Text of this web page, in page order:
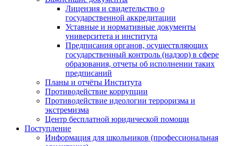
Лицензия и свидетельство о
государственной аккредитации
Уставные и нормативные документы
университета и института
Предписания органов, осуществляющих
государственный контроль (надзор) в сфере
образования, отчеты об исполнении таких
предписаний
Планы и отчёты Института
Противодействие коррупции
Противодействие идеологии терроризма и
экстремизма
Центр бесплатной юридической помощи
Поступление
Информация для школьников (профессиональная